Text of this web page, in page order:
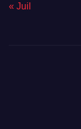
« Juil